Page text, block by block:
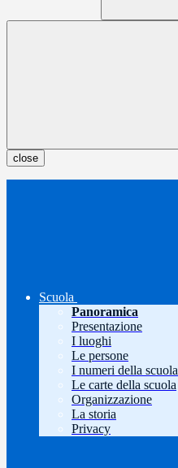
close
Scuola
Panoramica
Presentazione
I luoghi
Le persone
I numeri della scuola
Le carte della scuola
Organizzazione
La storia
Privacy